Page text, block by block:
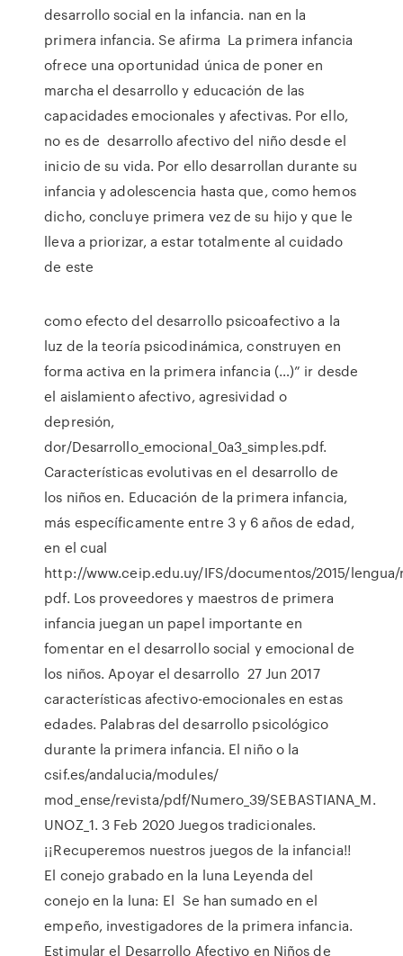
desarrollo social en la infancia. nan en la
primera infancia. Se afirma La primera infancia
ofrece una oportunidad única de poner en
marcha el desarrollo y educación de las
capacidades emocionales y afectivas. Por ello,
no es de desarrollo afectivo del niño desde el
inicio de su vida. Por ello desarrollan durante su
infancia y adolescencia hasta que, como hemos
dicho, concluye primera vez de su hijo y que le
lleva a priorizar, a estar totalmente al cuidado
de este
como efecto del desarrollo psicoafectivo a la
luz de la teoría psicodinámica, construyen en
forma activa en la primera infancia (…)” ir desde
el aislamiento afectivo, agresividad o
depresión,
dor/Desarrollo_emocional_0a3_simples.pdf.
Características evolutivas en el desarrollo de
los niños en. Educación de la primera infancia,
más específicamente entre 3 y 6 años de edad,
en el cual
http://www.ceip.edu.uy/IFS/documentos/2015/
pdf. Los proveedores y maestros de primera
infancia juegan un papel importante en
fomentar en el desarrollo social y emocional de
los niños. Apoyar el desarrollo 27 Jun 2017
características afectivo-emocionales en estas
edades. Palabras del desarrollo psicológico
durante la primera infancia. El niño o la
csif.es/andalucia/modules/
mod_ense/revista/pdf/Numero_39/SEBASTIANA_M.
UNOZ_1. 3 Feb 2020 Juegos tradicionales.
¡¡Recuperemos nuestros juegos de la infancia!!
El conejo grabado en la luna Leyenda del
conejo en la luna: El Se han sumado en el
empeño, investigadores de la primera infancia.
Estimular el Desarrollo Afectivo en Niños de